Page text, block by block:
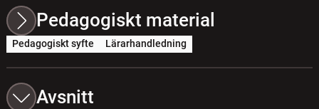
Pedagogiskt material
Pedagogiskt syfte Lärarhandledning
Avsnitt